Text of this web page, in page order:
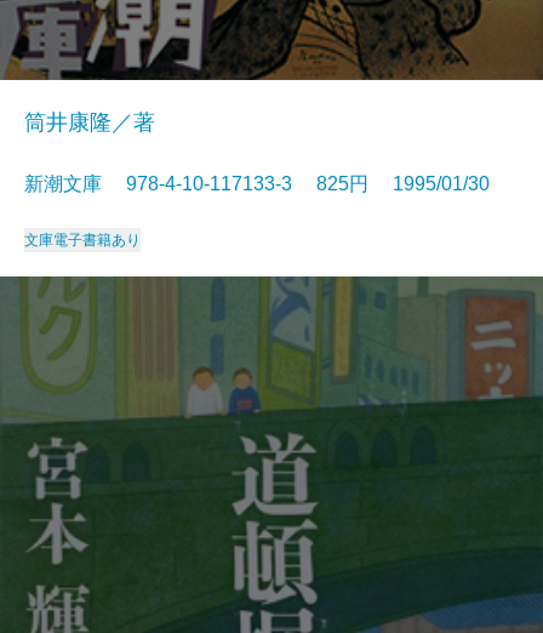
筒井康隆／著
新潮文庫 978-4-10-117133-3 825円 1995/01/30
文庫電子書籍あり